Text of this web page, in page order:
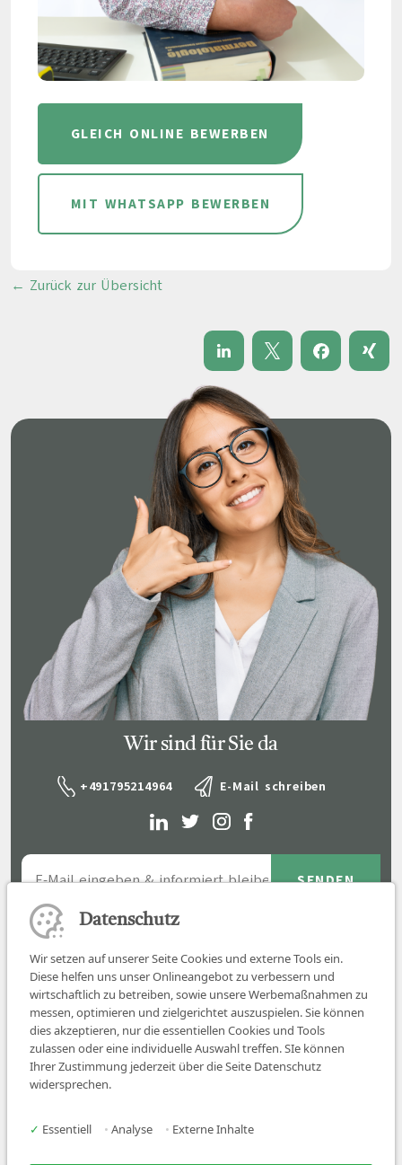
GLEICH ONLINE BEWERBEN
MIT WHATSAPP BEWERBEN
← Zurück zur Übersicht
Wir sind für Sie da
+491795214964 E-Mail schreiben
Job finden
Über uns
Datenschutz
Wir setzen auf unserer Seite Cookies und externe Tools ein.
Diese helfen uns unser Onlineangebot zu verbessern und
wirtschaftlich zu betreiben, sowie unsere Werbemaßnahmen zu
messen, optimieren und zielgerichtet auszuspielen. Sie können
dies akzeptieren, nur die essentiellen Cookies und Tools
zulassen oder eine individuelle Auswahl treffen. SIe können
Ihrer Zustimmung jederzeit über die Seite Datenschutz
widersprechen.
✓ Essentiell • Analyse • Externe Inhalte